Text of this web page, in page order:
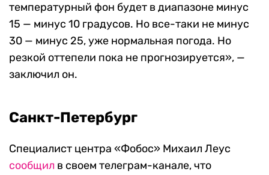
температурный фон будет в диапазоне минус
15 — минус 10 градусов. Но все-таки не минус
30 — минус 25, уже нормальная погода. Но
резкой оттепели пока не прогнозируется», —
заключил он.
Санкт-Петербург
Специалист центра «Фобос» Михаил Леус
сообщил в своем телеграм-канале, что